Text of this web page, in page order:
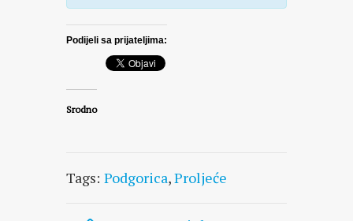
Podijeli sa prijateljima:
Srodno
Tags: Podgorica,Proljeće